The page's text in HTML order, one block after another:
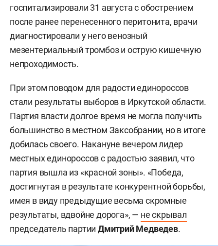
госпитализировали 31 августа с обострением
после ранее перенесенного перитонита, врачи
диагностировали у него венозный
мезентериальный тромбоз и острую кишечную
непроходимость.
При этом поводом для радости единороссов
стали результаты выборов в Иркутской области.
Партия власти долгое время не могла получить
большинство в местном Заксобрании, но в итоге
добилась своего. Накануне вечером лидер
местных единороссов с радостью заявил, что
партия вышла из «красной зоны». «Победа,
достигнутая в результате конкурентной борьбы,
имея в виду предыдущие весьма скромные
результаты, вдвойне дорога», — не скрывал
председатель партииДмитрий Медведев.